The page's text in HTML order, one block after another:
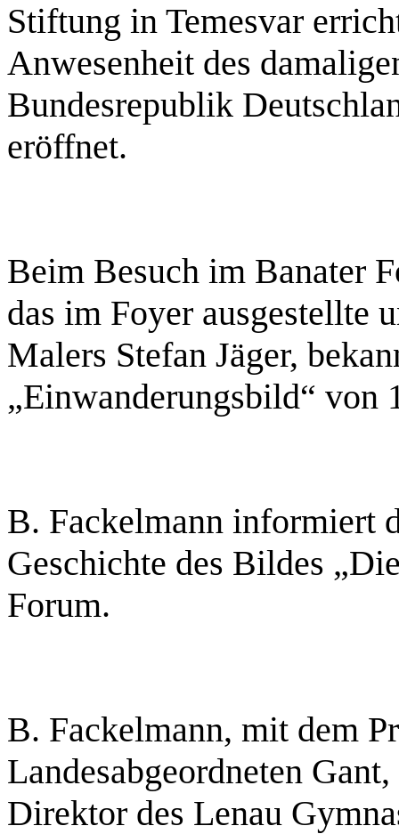
Stiftung in Temesvar
Anwesenheit des
Bundesrepublik
eröffnet.
Beim Besuch im Banater
das im Foyer ausgestellte
Malers Stefan Jäger,
„Einwanderungsbild“ von
B. Fackelmann informiert
Geschichte des Bildes
Forum.
B. Fackelmann, mit dem
Landesabgeordneten
Direktor des Lenau